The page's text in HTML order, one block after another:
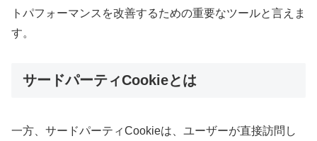
トパフォーマンスを改善するための重要なツールと言えま
す。
サードパーティCookieとは
一方、サードパーティCookieは、ユーザーが直接訪問し